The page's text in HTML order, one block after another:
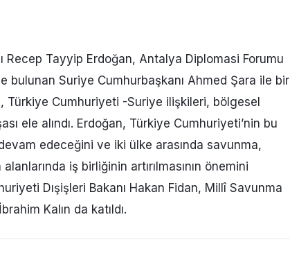
Recep Tayyip Erdoğan, Antalya Diplomasi Forumu
bulunan Suriye Cumhurbaşkanı Ahmed Şara ile bir
Cumhuriyeti -Suriye ilişkileri, bölgesel
ele alındı. Erdoğan, Türkiye Cumhuriyeti’nin bu
edeceğini ve iki ülke arasında savunma,
iş birliğinin artırılmasının önemini
Dışişleri Bakanı Hakan Fidan, Millî Savunma
Kalın da katıldı.